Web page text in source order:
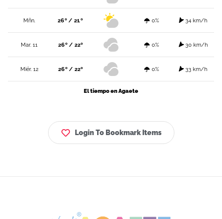
Mñn. 26º / 21º 0% 34 km/h
Mar. 11 26º / 22º 0% 30 km/h
Miér. 12 26º / 22º 0% 33 km/h
El tiempo en Agaete
Login To Bookmark Items